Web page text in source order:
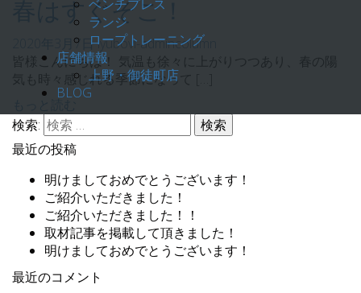
ベンチプレス
ランジ
ロープトレーニング
店舗情報
上野・御徒町店
BLOG
春はすぐそこ！
2020年3月7日lyubovi-admincolumn
皆様こんにちは！ 気温も徐々に上がりつつあり、春の陽
気も時々感じれる季節になって […]
検索:
最近の投稿
明けましておめでとうございます！
ご紹介いただきました！
ご紹介いただきました！！
取材記事を掲載して頂きました！
明けましておめでとうございます！
最近のコメント